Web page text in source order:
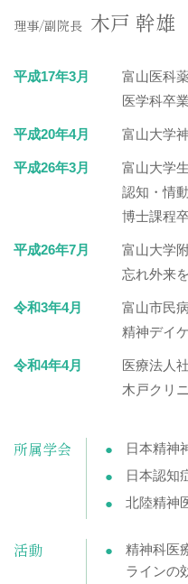
理事/副院長 木戸 幹雄
平成17年3月
富山医科
医学科卒業
平成20年4月 富山大学
平成26年3月
富山大学
認知・情
博士課程
平成26年7月
富山大学
忘れ外来
令和3年4月
富山市民
精神デイ
令和4年4月
医療法人
木戸クリ
所属学会
日本精神
日本認知
北陸精神
活動
精神科医
ラインの